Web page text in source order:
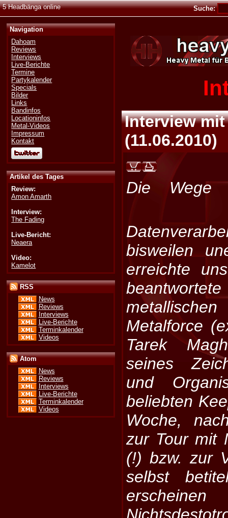
5 Headbänga online Suche:
Navigation
Dahoam
Reviews
Interviews
Live-Berichte
Termine
Partykalender
Specials
Bilder
Links
Bandinfos
Locationinfos
Metal-Videos
Impressum
Kontakt
Artikel des Tages
Review:
Amon Amarth
Interview:
The Fading
Live-Bericht:
Neaera
Video:
Kamelot
RSS
News
Reviews
Interviews
Live-Berichte
Terminkalender
Videos
Atom
News
Reviews
Interviews
Live-Berichte
Terminkalender
Videos
Interview
(11.06.2010)
Die Wege
bisweilen
erreichte
Metalforce
Tarek
seines
und
beliebten
Woche,
zur Tour mit
(!) bzw. zur
selbst